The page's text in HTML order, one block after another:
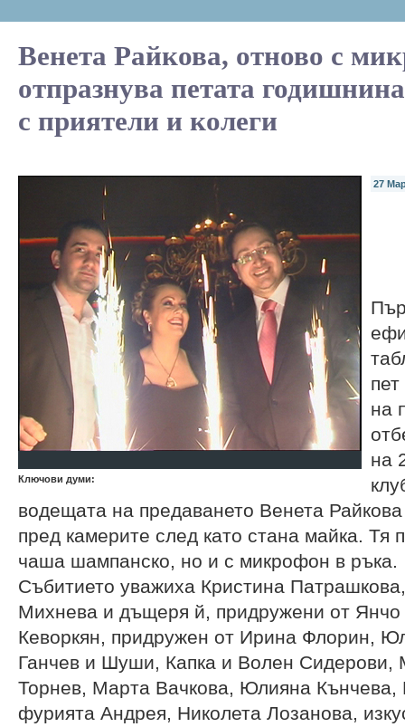
Венета Райкова, отново с
отпразнува петата
с приятели и колеги
Ключови думи:
27
на
на
водещата на предаването Венета
пред камерите след като стана майка. Тя
чаша шампанско, но и с микрофон в ръка.
Събитието уважиха Кристина
Михнева и дъщеря й, придружени от Янчо
Кеворкян, придружен от Ирина Флорин,
Ганчев и Шуши, Капка и Волен
Торнев, Марта Вачкова, Юлияна
фурията Андрея, Николета Лозанова,